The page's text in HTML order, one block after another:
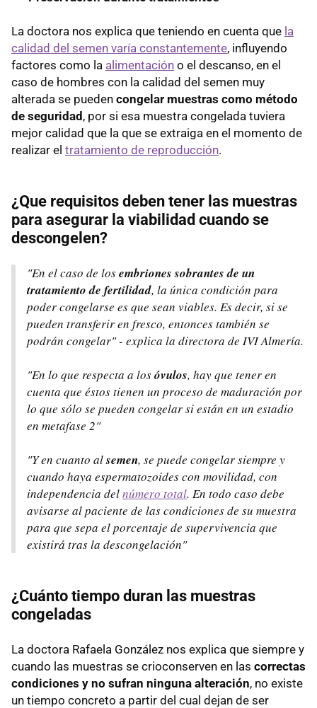
La doctora nos explica que teniendo en cuenta que la
calidad del semen varía constantemente, influyendo
factores como la alimentación o el descanso, en el
caso de hombres con la calidad del semen muy
alterada se pueden congelar muestras como método
de seguridad, por si esa muestra congelada tuviera
mejor calidad que la que se extraiga en el momento de
realizar el tratamiento de reproducción.
¿Que requisitos deben tener las muestras
para asegurar la viabilidad cuando se
descongelen?
"En el caso de losembriones sobrantes de un
tratamiento de fertilidad, la única condición para
poder congelarse es que sean viables. Es decir, si se
pueden transferir en fresco, entonces también se
podrán congelar" - explica la directora de IVI Almería.
"En lo que respecta a losóvulos, hay que tener en
cuenta que éstos tienen un proceso de maduración por
lo que sólo se pueden congelar si están en un estadio
en metafase 2"
"Y en cuanto alsemen, se puede congelar siempre y
cuando haya espermatozoides con movilidad, con
independencia delnúmero total. En todo caso debe
avisarse al paciente de las condiciones de su muestra
para que sepa el porcentaje de supervivencia que
existirá tras la descongelación"
¿Cuánto tiempo duran las muestras
congeladas
La doctora Rafaela González nos explica que siempre y
cuando las muestras se crioconserven en las correctas
condiciones y no sufran ninguna alteración, no existe
un tiempo concreto a partir del cual dejan de ser